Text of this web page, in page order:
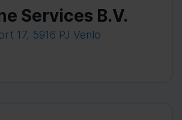
Services B.V.
17, 5916 PJ Venlo